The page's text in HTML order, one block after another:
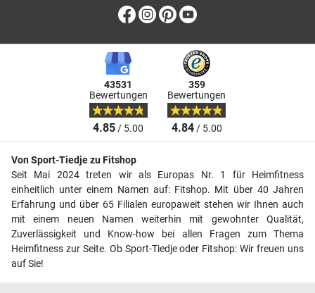
Facebook
Instagram
Pinterest
43531
Bewertungen
4.85/ 5.00
359
Bewertungen
4.84/ 5.00
Von Sport-Tiedje zu Fitshop
Seit Mai 2024 treten wir als Europas Nr. 1 für Heimfitness
einheitlich unter einem Namen auf: Fitshop. Mit über 40 Jahren
Erfahrung und über 65 Filialen europaweit stehen wir Ihnen auch
mit einem neuen Namen weiterhin mit gewohnter Qualität,
Zuverlässigkeit und Know-how bei allen Fragen zum Thema
Heimfitness zur Seite. Ob Sport-Tiedje oder Fitshop: Wir freuen uns
auf Sie!